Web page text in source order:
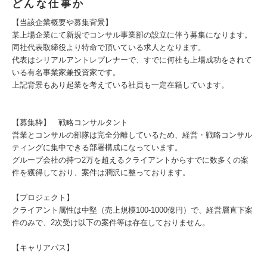
どんな仕事か
【当該企業概要や募集背景】
某上場企業にて新規でコンサル事業部の設立に伴う募集になります。
同社代表取締役より特命で頂いている求人となります。
代表はシリアルアントレプレナーで、すでに何社も上場成功をされて
いる有名事業家兼投資家です。
上記背景もあり起業を考えている社員も一定在籍しています。
【募集枠】 戦略コンサルタント
営業とコンサルの部隊は完全分離しているため、経営・戦略コンサル
ティングに集中できる部署構成になっています。
グループ会社の持つ2万を超えるクライアントからすでに数多くの案
件を獲得しており、案件は潤沢に整っております。
【プロジェクト】
クライアント属性は中堅（売上規模100-1000億円）で、経営層直下案
件のみで、2次受け以下の案件等は存在しておりません。
【キャリアパス】